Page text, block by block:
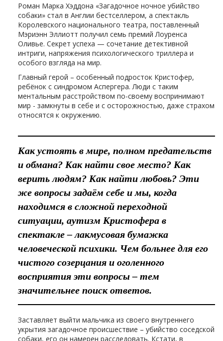
Роман Марка Хэддона «Загадочное ночное убийство
собаки» стал в Англии бестселлером, а спектакль
Королевского национального театра, поставленный
Мэриэнн Эллиотт получил семь премий Лоуренса
Оливье. Секрет успеха — сочетание детективной
интриги, напряжения психологического триллера и
особого взгляда на мир.
Главный герой – особенный подросток Кристофер,
ребёнок с синдромом Аспергера. Люди с таким
ментальным расстройством по-своему воспринимают
мир - замкнуты в себе и с осторожностью, даже страхом
относятся к окружению.
Как устоять в мире, полном предательств
и обмана? Как найти свое место? Как
верить людям? Как найти любовь? Эти
же вопросы задаём себе и мы, когда
находимся в сложной переходной
ситуации, аутизм Кристофера в
спектакле – лакмусовая бумажка
человеческой психики. Чем больнее для его
чистого созерцания и оголенного
восприятия эти вопросы – тем
значительнее поиск ответов.
Заставляет выйти мальчика из своего внутреннего
укрытия загадочное происшествие – убийство соседской
собаки, его он намерен расследовать. Кстати, в